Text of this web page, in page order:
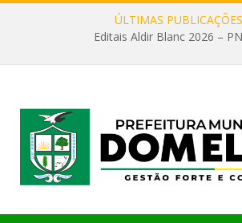
ÚLTIMAS
Editais Aldir Blanc 2026 –